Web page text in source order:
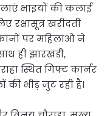
भाइयों की कलाई
रक्षासूत्र खरीदती
पर महिलाओं ने
ही झारखंडी,
स्थित गिफ्ट कार्नर
की भीड़ जुट रही है।